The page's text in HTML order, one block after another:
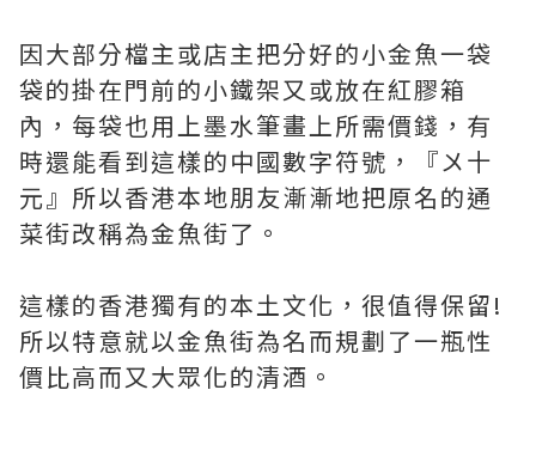
因大部分檔主或店主把分好的小金魚一袋
袋的掛在門前的小鐵架又或放在紅膠箱
內，每袋也用上墨水筆畫上所需價錢，有
時還能看到這樣的中國數字符號，『〤十
元』所以香港本地朋友漸漸地把原名的通
菜街改稱為金魚街了。
這樣的香港獨有的本土文化，很值得保留!
所以特意就以金魚街為名而規劃了一瓶性
價比高而又大眾化的清酒。